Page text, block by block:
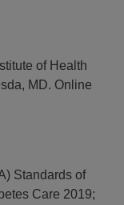
of Health
MD. Online
Standards of
Care 2019;